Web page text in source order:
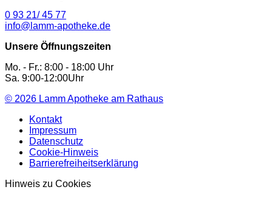
0 93 21/ 45 77
info@lamm-apotheke.de
Unsere Öffnungszeiten
Mo. - Fr.: 8:00 - 18:00 Uhr
Sa. 9:00-12:00Uhr
© 2026 Lamm Apotheke am Rathaus
Kontakt
Impressum
Datenschutz
Cookie-Hinweis
Barrierefreiheitserklärung
Hinweis zu Cookies